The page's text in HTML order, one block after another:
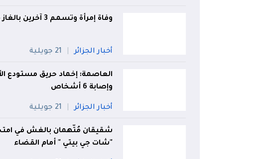
وفاة إمرأة وتسمم 3 آخرين بالغاز في قسنطينة
أخبار الجزائر 21 جويلية
العاصمة: إخماد حريق مستودع
وإصابة 6 أشخاص
أخبار الجزائر 21 جويلية
شقيقان مُتّهمان بالغش في
"شات جي بيتي " أمام القضاء